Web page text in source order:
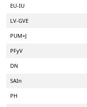
EU-IU
LV-GVE
PUM+J
PFyV
DN
SAIn
PH